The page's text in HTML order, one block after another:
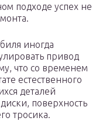
подходе успех не
иногда
привод
что со временем
естественного
деталей
поверхность
тросика.